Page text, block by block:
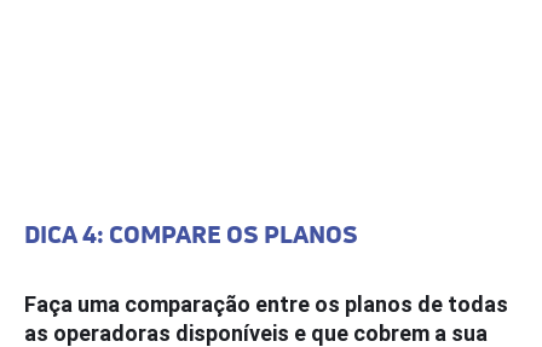
DICA 4: COMPARE OS PLANOS
Faça uma comparação entre os planos de todas
as operadoras disponíveis e que cobrem a sua